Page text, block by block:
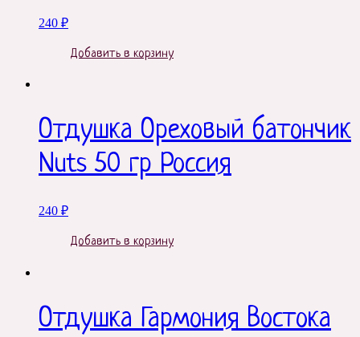
240 ₽
Добавить в корзину
Отдушка Ореховый батончик
Nuts 50 гр Россия
240 ₽
Добавить в корзину
Отдушка Гармония Востока